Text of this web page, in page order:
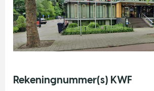
Rekeningnummer(s) KWF